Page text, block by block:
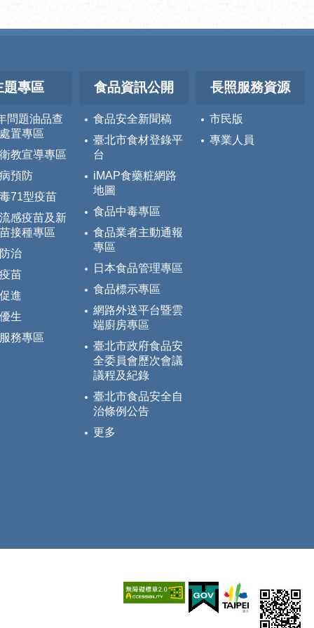
題專區
問題油品查
置專區
教宣導專區
預防
71型疫苗
感疫苗及新
接種專區
治
苗
進
生
務專區
食品資訊公開
食品安全新聞稿
臺北市食材登錄平
台
iMAP食藥粧網路
地圖
食品中毒專區
食品業者主動通報
專區
日本食品管理專區
食品標示專區
網路外送平台暨雲
端廚房專區
臺北市政府食品安
全委員會歷次會議
議程及紀錄
臺北市食品安全自
治條例公告
更多
長照服務資源
市民版
專業人員